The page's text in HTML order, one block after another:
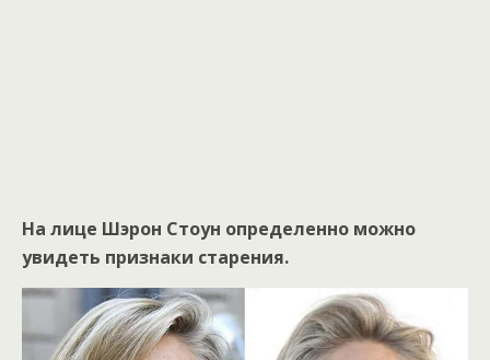
На лице Шэрон Стоун определенно можно
увидеть признаки старения.